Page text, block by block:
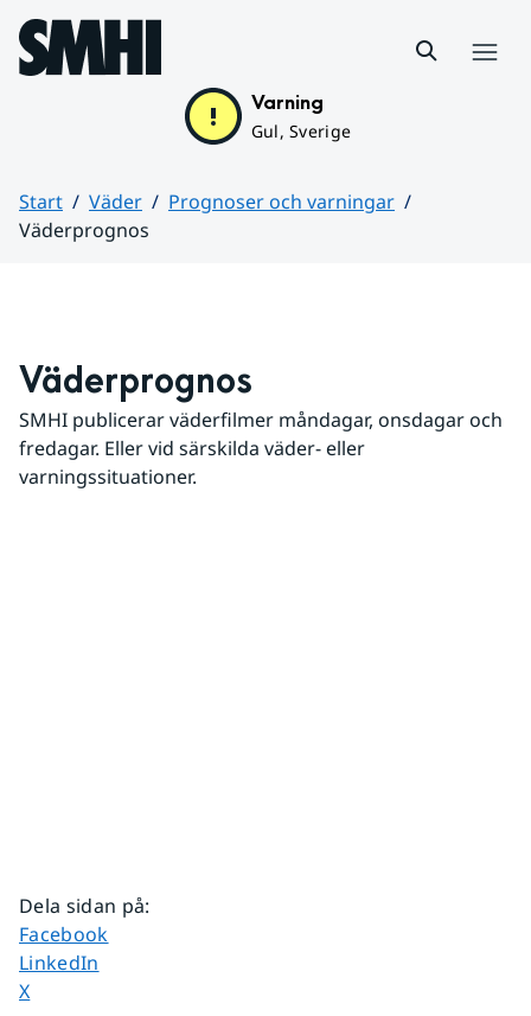
Hoppa till sidans innehåll
Varning
Gul, Sverige
Start Väder
Prognoser och varningar
Väderprognos
Väderprognos
SMHI publicerar väderfilmer måndagar, onsdagar och
fredagar. Eller vid särskilda väder- eller
varningssituationer.
Dela sidan på:
Dela sidan på
Facebook
Dela sidan på
LinkedIn
Dela sidan på
X